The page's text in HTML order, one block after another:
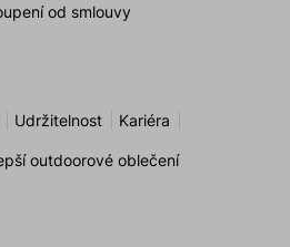
od smlouvy
Udržitelnost Kariéra
outdoorové oblečení